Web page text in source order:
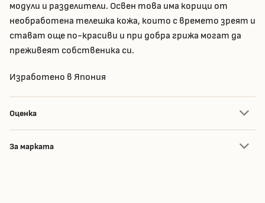
модули и разделители. Освен това има корици от
необработена телешка кожа, които с времето зреят и
стават още по-красиви и при добра грижа могат да
преживеят собственика си.
Изработено в Япония
Оценка
За марката